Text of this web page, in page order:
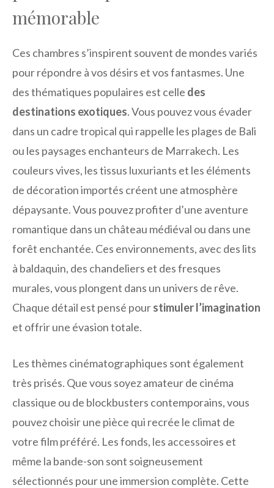
mémorable
Ces chambres s’inspirent souvent de mondes variés
pour répondre à vos désirs et vos fantasmes. Une
des thématiques populaires est celle des
destinations exotiques. Vous pouvez vous évader
dans un cadre tropical qui rappelle les plages de Bali
ou les paysages enchanteurs de Marrakech. Les
couleurs vives, les tissus luxuriants et les éléments
de décoration importés créent une atmosphère
dépaysante. Vous pouvez profiter d’une aventure
romantique dans un château médiéval ou dans une
forêt enchantée. Ces environnements, avec des lits
à baldaquin, des chandeliers et des fresques
murales, vous plongent dans un univers de rêve.
Chaque détail est pensé pourstimuler l’imagination
et offrir une évasion totale.
Les thèmes cinématographiques sont également
très prisés. Que vous soyez amateur de cinéma
classique ou de blockbusters contemporains, vous
pouvez choisir une pièce qui recrée le climat de
votre film préféré. Les fonds, les accessoires et
même la bande-son sont soigneusement
sélectionnés pour une immersion complète. Cette